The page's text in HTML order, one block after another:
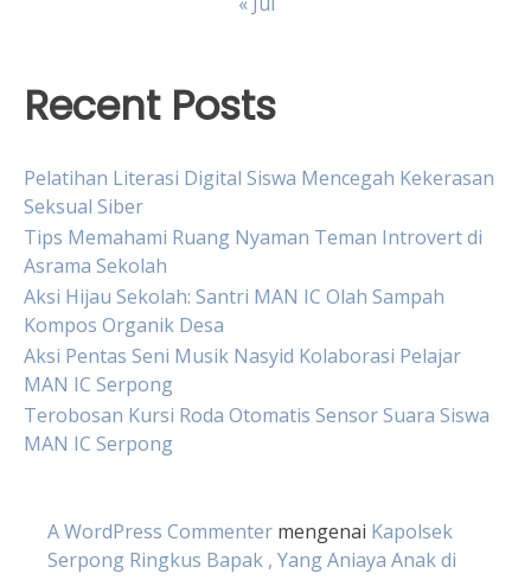
Recent Posts
Pelatihan Literasi Digital Siswa Mencegah Kekerasan
Seksual Siber
Tips Memahami Ruang Nyaman Teman Introvert di
Asrama Sekolah
Aksi Hijau Sekolah: Santri MAN IC Olah Sampah
Kompos Organik Desa
Aksi Pentas Seni Musik Nasyid Kolaborasi Pelajar
MAN IC Serpong
Terobosan Kursi Roda Otomatis Sensor Suara Siswa
MAN IC Serpong
A WordPress Commenter mengenai Kapolsek
Serpong Ringkus Bapak , Yang Aniaya Anak di